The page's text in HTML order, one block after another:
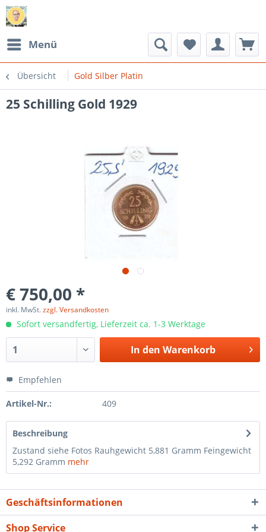
Menü
Übersicht Gold Silber Platin
25 Schilling Gold 1929
€ 750,00 *
inkl. MwSt.zzgl. Versandkosten
Sofort versandfertig, Lieferzeit ca. 1-3 Werktage
In den Warenkorb
Empfehlen
Artikel-Nr.: 409
Beschreibung
Zustand siehe Fotos Rauhgewicht 5,881 Gramm Feingewicht
5,292 Gramm mehr
Geschäftsinformationen
Shop Service